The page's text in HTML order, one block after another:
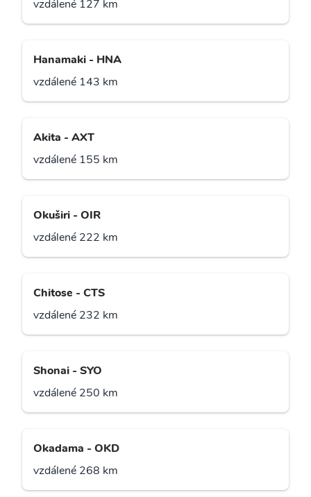
vzdálené 127 km
Hanamaki - HNA
vzdálené 143 km
Akita - AXT
vzdálené 155 km
Okuširi - OIR
vzdálené 222 km
Chitose - CTS
vzdálené 232 km
Shonai - SYO
vzdálené 250 km
Okadama - OKD
vzdálené 268 km